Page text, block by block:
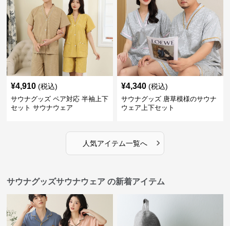
¥4,910 (税込)
サウナグッズ ペア対応 半袖上下
セット サウナウェア
¥4,340 (税込)
サウナグッズ 唐草模様のサウナ
ウェア上下セット
人気アイテム一覧へ ›
サウナグッズサウナウェア の新着アイテム